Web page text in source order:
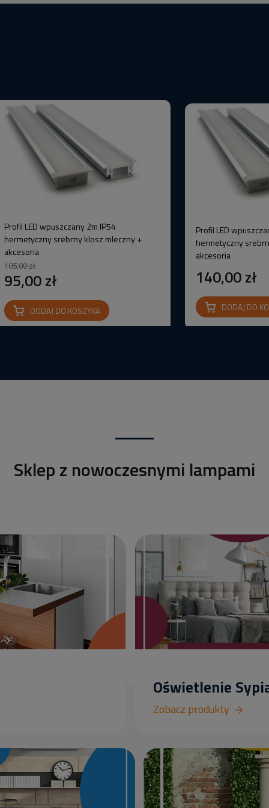
Profil LED wpuszczany 2m IP54
hermetyczny srebrny klosz mleczny +
akcesoria
105,00 zł
95,00 zł
DODAJ DO KOSZYKA
Profil LED
hermetyczny
akcesoria
140,00 zł
DODAJ DO
Sklep z nowoczesnymi lampami
Oświetlenie
Zobacz produkty